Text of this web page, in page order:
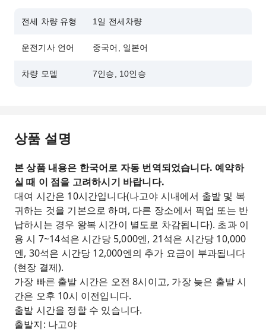
전세 차량 유형 1일 전세차량
운전기사 언어 중국어, 일본어
차량 모델 7인승, 10인승
상품 설명
본 상품 내용은 한국어로 자동 번역되었습니다. 예약하
실 때 이 점을 고려하시기 바랍니다.
대여 시간은 10시간입니다(나고야 시내에서 출발 및 복
귀하는 것을 기본으로 하며, 다른 장소에서 픽업 또는 반
납하시는 경우 왕복 시간이 별도로 차감됩니다). 초과 이
용 시 7~14석은 시간당 5,000엔, 21석은 시간당 10,000
엔, 30석은 시간당 12,000엔의 추가 요금이 부과됩니다
(현장 결제).
가장 빠른 출발 시간은 오전 8시이고, 가장 늦은 출발 시
간은 오후 10시 이전입니다.
출발 시간을 정할 수 있습니다.
출발지: 나고야